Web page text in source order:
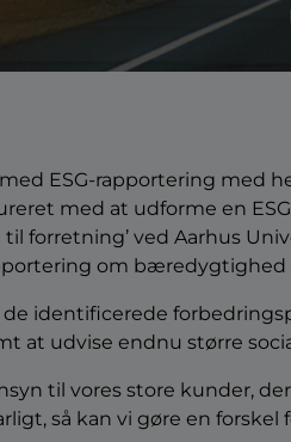
ESG-rapportering
med at udforme en
forretning’ ved Aarhus
om bæredygtighed
de identificerede
at udvise endnu større
til vores store kunder,
så kan vi gøre en